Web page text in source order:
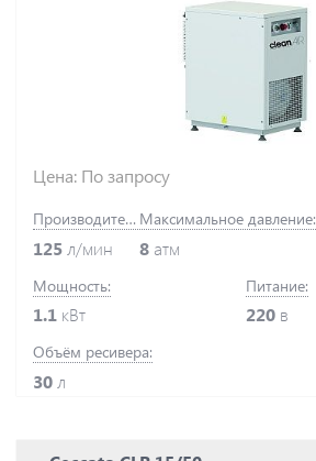
Цена: По запросу
Производительность:
125 л/мин
Максимальное давление:
8 атм
Мощность:
1.1 кВт
Питание:
220 в
Объём ресивера:
30 л